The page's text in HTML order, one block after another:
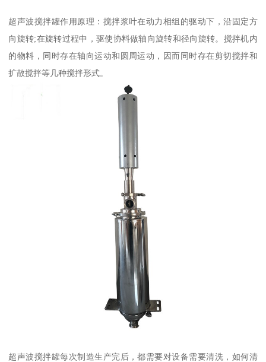
超声波搅拌罐作用原理：搅拌浆叶在动力相组的驱动下，沿固定方
向旋转;在旋转过程中，驱使协料做轴向旋转和径向旋转。搅拌机内
的物料，同时存在轴向运动和圆周运动，因而同时存在剪切搅拌和
扩散搅拌等几种搅拌形式。
超声波搅拌罐每次制造生产完后，都需要对设备需要清洗，如何清